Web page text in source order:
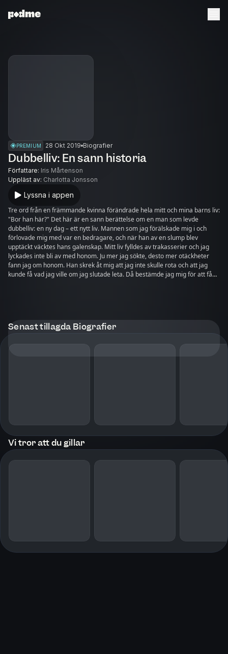
PREMIUM 28 Okt 2019 Biografier
Dubbelliv: En sann historia
Författare: Iris Mårtenson
Uppläst av: Charlotta Jonsson
Lyssna i appen
Tre ord från en främmande kvinna förändrade hela mitt och mina barns liv:
"Bor han här?" Det här är en sann berättelse om en man som levde
dubbelliv: en ny dag – ett nytt liv. Mannen som jag förälskade mig i och
förlovade mig med var en bedragare, och när han av en slump blev
upptäckt väcktes hans galenskap. Mitt liv fylldes av trakasserier och jag
lyckades inte bli av med honom. Ju mer jag sökte, desto mer otäckheter
fann jag om honom. Han skrek åt mig att jag inte skulle rota och att jag
kunde få vad jag ville om jag slutade leta. Då bestämde jag mig för att få
Senast tillagda Biografier
Vi tror att du gillar